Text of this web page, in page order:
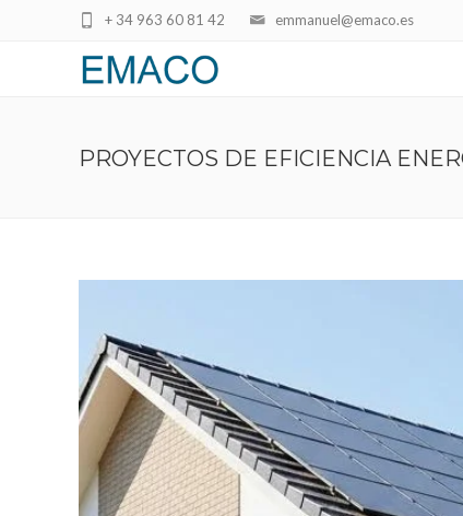
emmanuel@emaco.es
+ 34 963 60 81 42
PROYECTOS DE EFICIENCIA